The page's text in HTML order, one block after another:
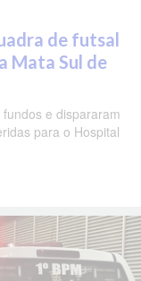
de futsal
Mata Sul de
e dispararam
para o Hospital